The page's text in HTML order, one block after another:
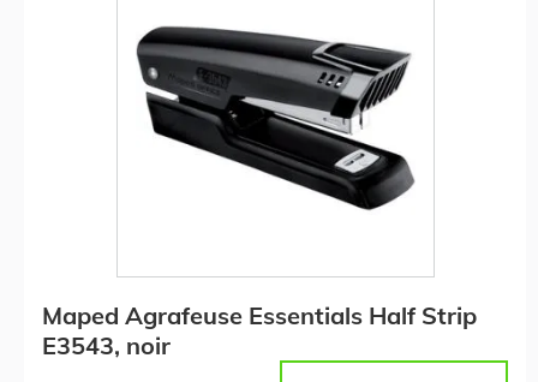
Maped Agrafeuse Essentials Half Strip
E3543, noir